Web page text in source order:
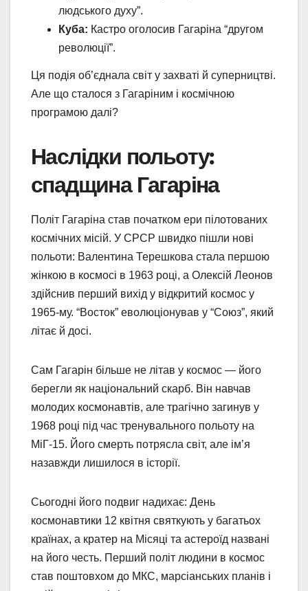
людського духу”.
Куба: Кастро оголосив Гагаріна “другом
революції”.
Ця подія об’єднала світ у захваті й суперництві.
Але що сталося з Гагаріним і космічною
програмою далі?
Наслідки польоту:
спадщина Гагаріна
Політ Гагаріна став початком ери пілотованих
космічних місій. У СРСР швидко пішли нові
польоти: Валентина Терешкова стала першою
жінкою в космосі в 1963 році, а Олексій Леонов
здійснив перший вихід у відкритий космос у
1965-му. “Восток” еволюціонував у “Союз”, який
літає й досі.
Сам Гагарін більше не літав у космос — його
берегли як національний скарб. Він навчав
молодих космонавтів, але трагічно загинув у
1968 році під час тренувального польоту на
МіГ-15. Його смерть потрясла світ, але ім’я
назавжди лишилося в історії.
Сьогодні його подвиг надихає: День
космонавтики 12 квітня святкують у багатьох
країнах, а кратер на Місяці та астероїд названі
на його честь. Перший політ людини в космос
став поштовхом до МКС, марсіанських планів і